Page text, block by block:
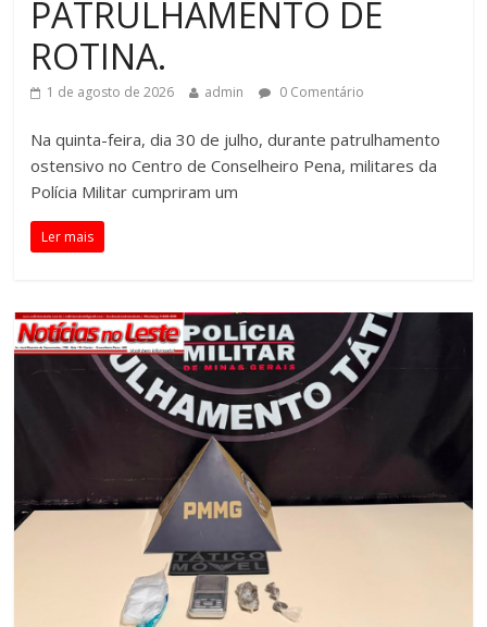
PATRULHAMENTO DE
ROTINA.
1 de agosto de 2026 admin 0 Comentário
Na quinta-feira, dia 30 de julho, durante patrulhamento
ostensivo no Centro de Conselheiro Pena, militares da
Polícia Militar cumpriram um
Ler mais